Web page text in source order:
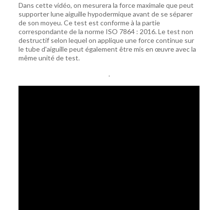
Dans cette vidéo, on mesurera la force maximale que peut
supporter lune aiguille hypodermique avant de se séparer
de son moyeu. Ce test est conforme à la partie
correspondante de la norme ISO 7864 : 2016. Le test non
destructif selon lequel on applique une force continue sur
le tube d'aiguille peut également être mis en œuvre avec la
même unité de test.
.